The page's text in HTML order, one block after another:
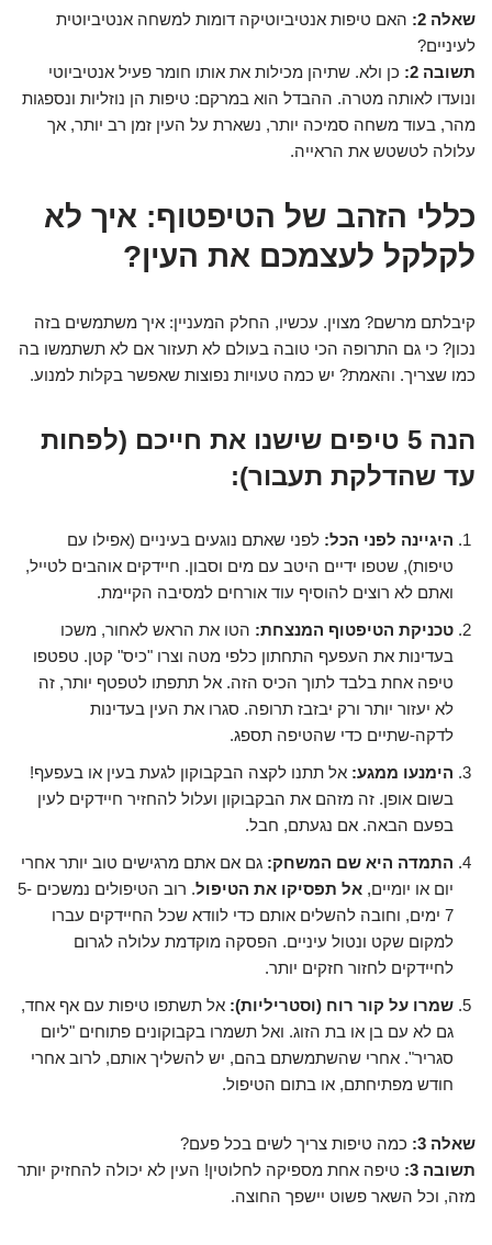
שאלה 2:
האם טיפות אנטיביוטיקה דומות למשחה אנטיביוטית
לעיניים?
תשובה 2:
כן ולא. שתיהן מכילות את אותו חומר פעיל אנטיביוטי
ונועדו לאותה מטרה. ההבדל הוא במרקם: טיפות הן נוזליות ונספגות
מהר, בעוד משחה סמיכה יותר, נשארת על העין זמן רב יותר, אך
עלולה לטשטש את הראייה.
כללי הזהב של הטיפטוף: איך לא
לקלקל לעצמכם את העין?
קיבלתם מרשם? מצוין. עכשיו, החלק המעניין: איך משתמשים בזה
נכון? כי גם התרופה הכי טובה בעולם לא תעזור אם לא תשתמשו בה
כמו שצריך. והאמת? יש כמה טעויות נפוצות שאפשר בקלות למנוע.
הנה 5 טיפים שישנו את חייכם (לפחות
עד שהדלקת תעבור):
היגיינה לפני הכל: לפני שאתם נוגעים בעיניים (אפילו עם
טיפות), שטפו ידיים היטב עם מים וסבון. חיידקים אוהבים לטייל,
ואתם לא רוצים להוסיף עוד אורחים למסיבה הקיימת.
טכניקת הטיפטוף המנצחת: הטו את הראש לאחור, משכו
בעדינות את העפעף התחתון כלפי מטה וצרו "כיס" קטן. טפטפו
טיפה אחת בלבד לתוך הכיס הזה. אל תתפתו לטפטף יותר, זה
לא יעזור יותר ורק יבזבז תרופה. סגרו את העין בעדינות
לדקה-שתיים כדי שהטיפה תספג.
הימנעו ממגע: אל תתנו לקצה הבקבוקון לגעת בעין או בעפעף!
בשום אופן. זה מזהם את הבקבוקון ועלול להחזיר חיידקים לעין
בפעם הבאה. אם נגעתם, חבל.
התמדה היא שם המשחק: גם אם אתם מרגישים טוב יותר אחרי
יום או יומיים, אל תפסיקו את הטיפול
. רוב הטיפולים נמשכים 5-
7 ימים, וחובה להשלים אותם כדי לוודא שכל החיידקים עברו
למקום שקט ונטול עיניים. הפסקה מוקדמת עלולה לגרום
לחיידקים לחזור חזקים יותר.
שמרו על קור רוח (וסטריליות): אל תשתפו טיפות עם אף אחד,
גם לא עם בן או בת הזוג. ואל תשמרו בקבוקונים פתוחים "ליום
סגריר". אחרי שהשתמשתם בהם, יש להשליך אותם, לרוב אחרי
חודש מפתיחתם, או בתום הטיפול.
שאלה 3:
כמה טיפות צריך לשים בכל פעם?
תשובה 3:
טיפה אחת מספיקה לחלוטין! העין לא יכולה להחזיק יותר
מזה, וכל השאר פשוט יישפך החוצה.